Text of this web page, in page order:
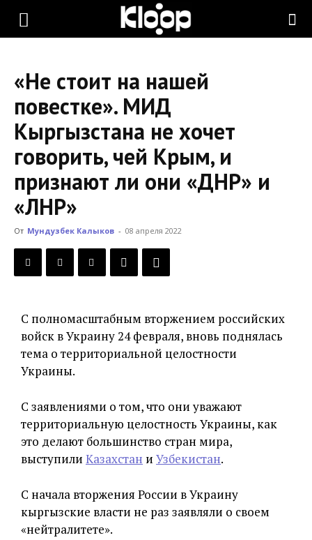
KLOOP.KG
Новости
Кыргызстана
«Не стоит на нашей
повестке». МИД
Кыргызстана не хочет
говорить, чей Крым, и
признают ли они «ДНР» и
«ЛНР»
От Мундузбек Калыков - 08 апреля 2022
С полномасштабным вторжением российских
войск в Украину 24 февраля, вновь поднялась
тема о территориальной целостности
Украины.
С заявлениями о том, что они уважают
территориальную целостность Украины, как
это делают большинство стран мира,
выступили Казахстан и Узбекистан.
С начала вторжения России в Украину
кыргызские власти не раз заявляли о своем
«нейтралитете».